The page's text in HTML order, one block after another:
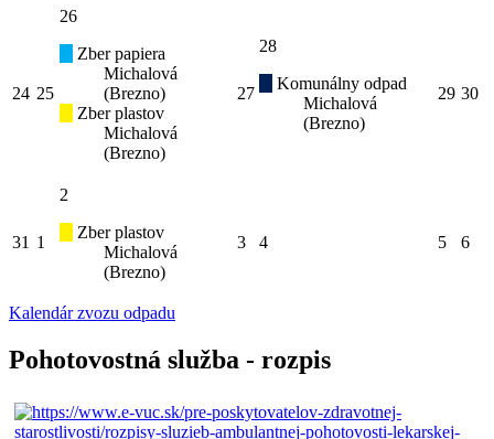
24 25
26
Zber papiera
Michalová
(Brezno)
Zber plastov
Michalová
(Brezno)
27
28
Komunálny odpad
Michalová
(Brezno)
29 30
31 1
2
Zber plastov
Michalová
(Brezno)
3 4 5 6
Kalendár zvozu odpadu
Pohotovostná služba - rozpis